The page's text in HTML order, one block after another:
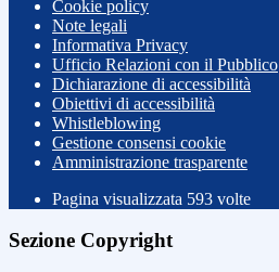
Cookie policy
Note legali
Informativa Privacy
Ufficio Relazioni con il Pubblico
Dichiarazione di accessibilità
Obiettivi di accessibilità
Whistleblowing
Gestione consensi cookie
Amministrazione trasparente
Pagina visualizzata 593 volte
Sezione Copyright